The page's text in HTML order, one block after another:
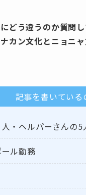
どう違うのか質問
カン文化とニョニ
記事を書いている
・ヘルパーさんの5
ル勤務